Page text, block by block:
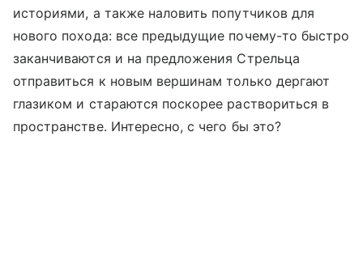
историями, а также наловить попутчиков для
нового похода: все предыдущие почему-то быстро
заканчиваются и на предложения Стрельца
отправиться к новым вершинам только дергают
глазиком и стараются поскорее раствориться в
пространстве. Интересно, с чего бы это?